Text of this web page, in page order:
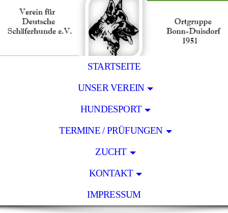
STARTSEITE
UNSER VEREIN
HUNDESPORT
TERMINE / PRÜFUNGEN
ZUCHT
KONTAKT
IMPRESSUM